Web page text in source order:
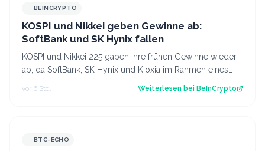
BEINCRYPTO
KOSPI und Nikkei geben Gewinne ab:
SoftBank und SK Hynix fallen
KOSPI und Nikkei 225 gaben ihre frühen Gewinne wieder
ab, da SoftBank, SK Hynix und Kioxia im Rahmen eines
vor 6 Std. Weiterlesen bei BeInCrypto
BTC-ECHO